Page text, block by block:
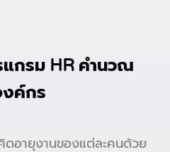
แกรม HR คำนวณ
งค์กร
ดอายุงานของแต่ละคนด้วย